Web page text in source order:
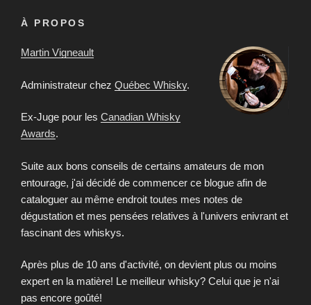
À PROPOS
Martin Vigneault
Administrateur chez Québec Whisky.
Ex-Juge pour les Canadian Whisky
Awards.
Suite aux bons conseils de certains amateurs de mon
entourage, j'ai décidé de commencer ce blogue afin de
cataloguer au même endroit toutes mes notes de
dégustation et mes pensées relatives à l'univers enivrant et
fascinant des whiskys.
Après plus de 10 ans d'activité, on devient plus ou moins
expert en la matière! Le meilleur whisky? Celui que je n'ai
pas encore goûté!